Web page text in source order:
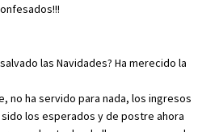
las Navidades? Ha merecido la
no ha servido para nada, los ingresos
los esperados y de postre ahora